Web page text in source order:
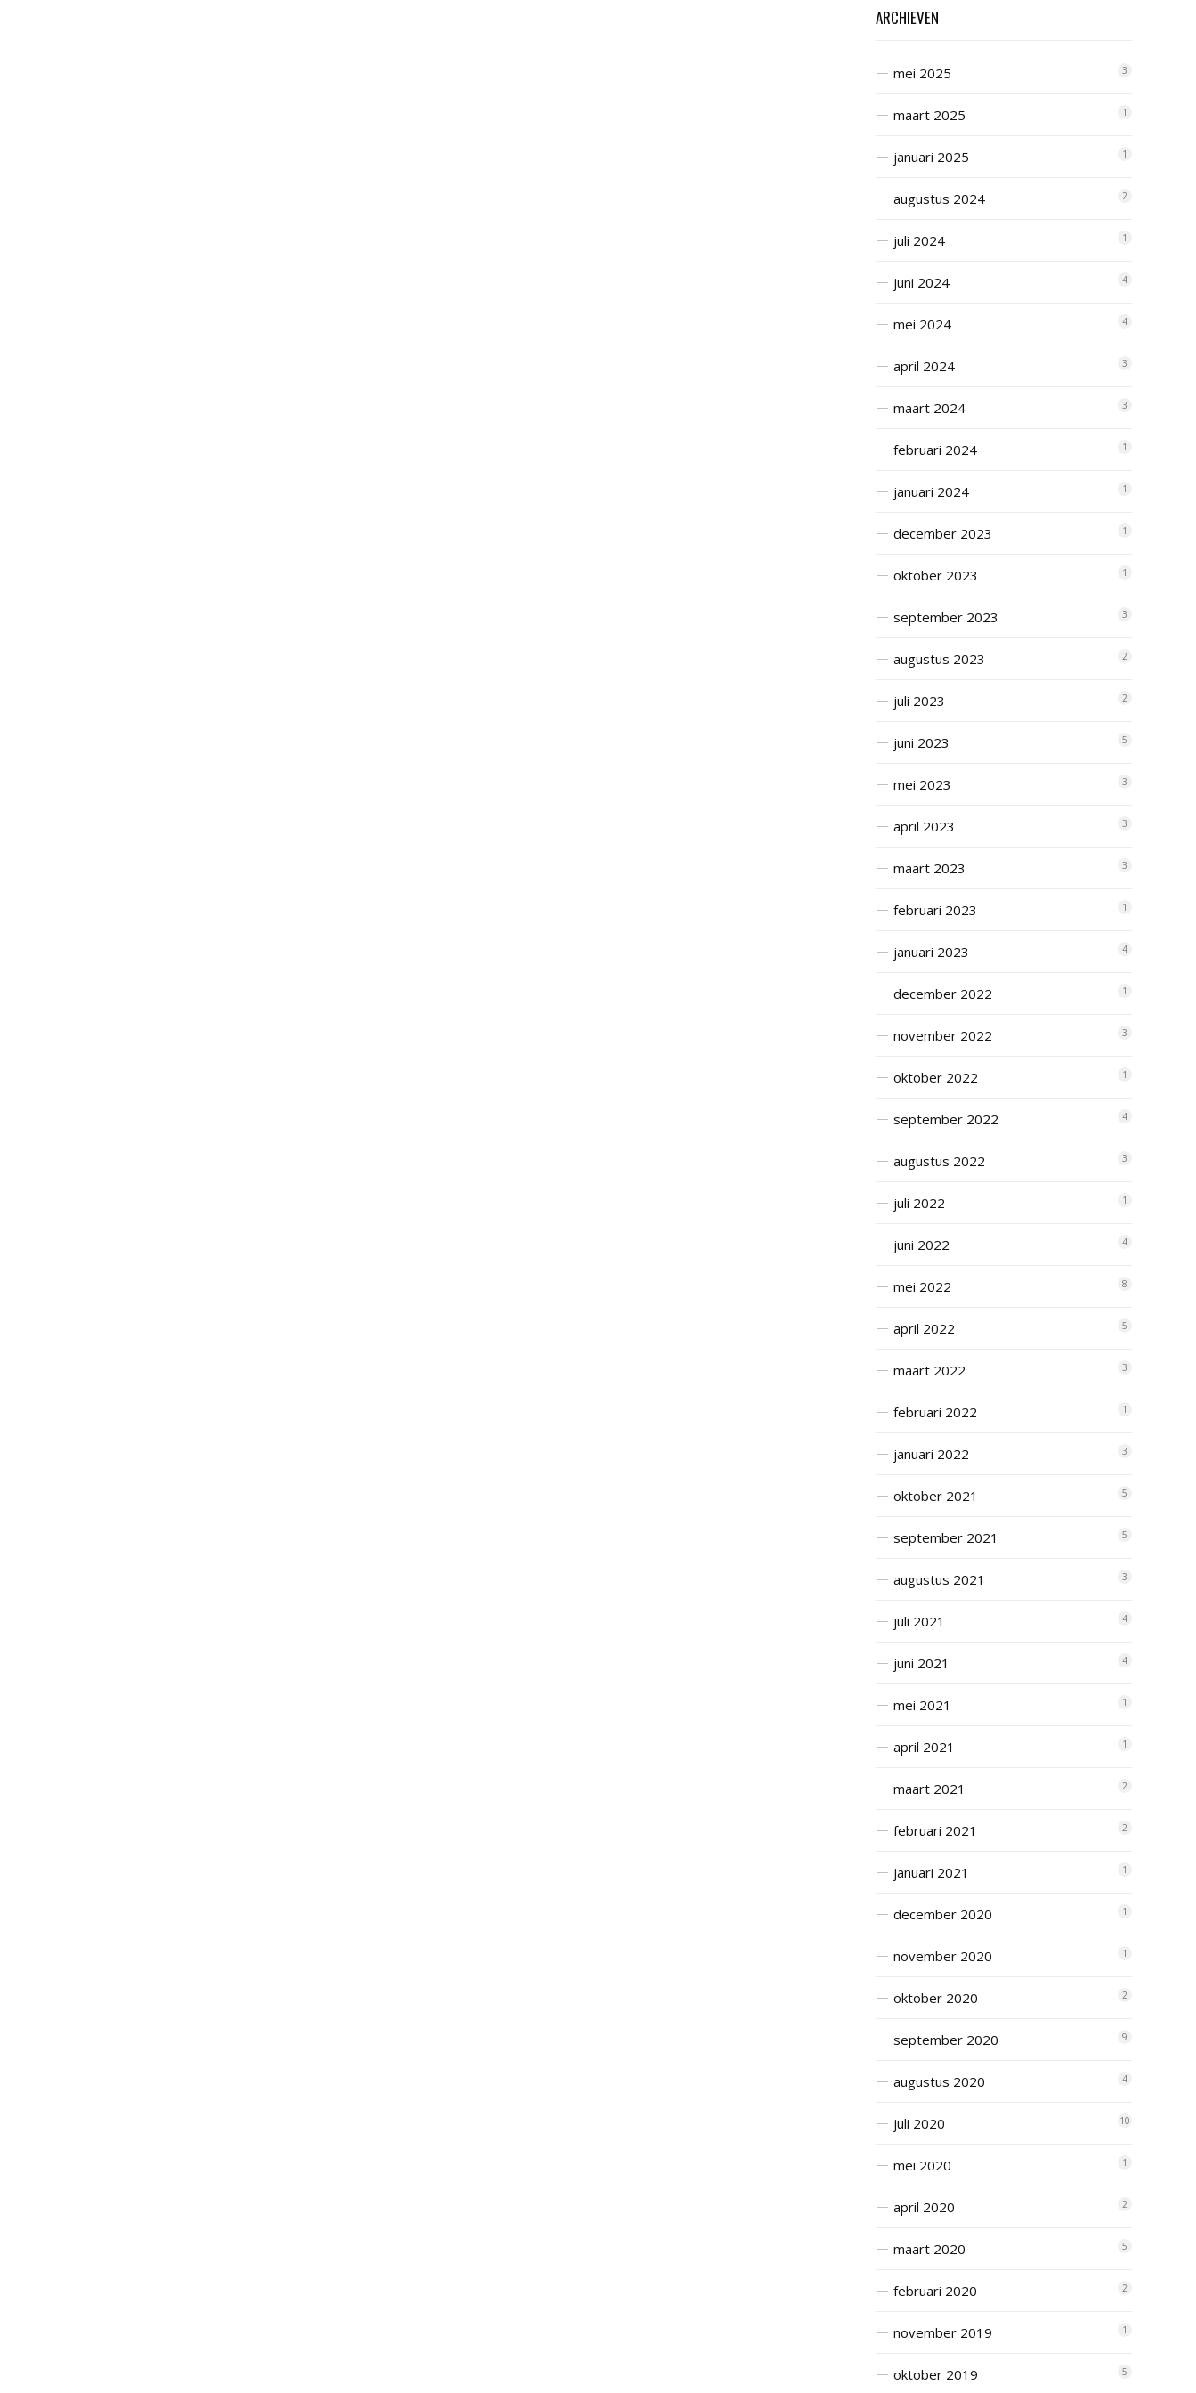
ARCHIEVEN
mei 2025 3
maart 2025 1
januari 2025 1
augustus 2024 2
juli 2024 1
juni 2024 4
mei 2024 4
april 2024 3
maart 2024 3
februari 2024 1
januari 2024 1
december 2023 1
oktober 2023 1
september 2023 3
augustus 2023 2
juli 2023 2
juni 2023 5
mei 2023 3
april 2023 3
maart 2023 3
februari 2023 1
januari 2023 4
december 2022 1
november 2022 3
oktober 2022 1
september 2022 4
augustus 2022 3
juli 2022 1
juni 2022 4
mei 2022 8
april 2022 5
maart 2022 3
februari 2022 1
januari 2022 3
oktober 2021 5
september 2021 5
augustus 2021 3
juli 2021 4
juni 2021 4
mei 2021 1
april 2021 1
maart 2021 2
februari 2021 2
januari 2021 1
december 2020 1
november 2020 1
oktober 2020 2
september 2020 9
augustus 2020 4
juli 2020 10
mei 2020 1
april 2020 2
maart 2020 5
februari 2020 2
november 2019 1
oktober 2019 5